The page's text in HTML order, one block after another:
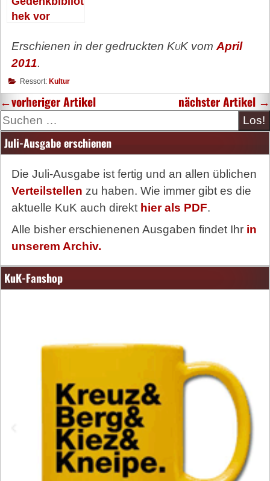
hek vor
Zukunft
Erschienen in der gedruckten KuKvom April
2011.
Ressort: Kultur
←vorheriger Artikel nächster Artikel →
Suche
Juli-Ausgabe erschienen
Die Juli-Ausgabe ist fertig und an allen üblichen
Verteilstellen zu haben. Wie immer gibt es die
aktuelle KuK auch direkt hier als PDF.
Alle bisher erschienenen Ausgaben findet Ihr in
unserem Archiv.
KuK-Fanshop